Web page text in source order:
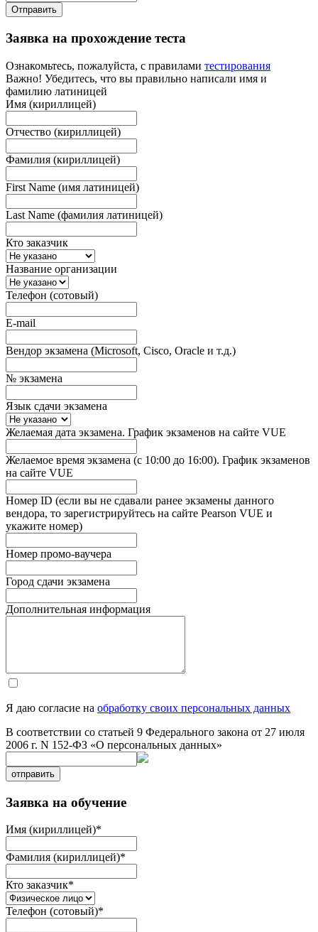
Отправить
Заявка на прохождение теста
Ознакомьтесь, пожалуйста, с правилами тестирования
Важно! Убедитесь, что вы правильно написали имя и
фамилию латиницей
Имя (кириллицей)
Отчество (кириллицей)
Фамилия (кириллицей)
First Name (имя латиницей)
Last Name (фамилия латиницей)
Кто заказчик
Название организации
Телефон (сотовый)
E-mail
Вендор экзамена (Microsoft, Cisco, Oracle и т.д.)
№ экзамена
Язык сдачи экзамена
Желаемая дата экзамена. График экзаменов на сайте VUE
Желаемое время экзамена (с 10:00 до 16:00). График экзаменов
на сайте VUE
Номер ID (если вы не сдавали ранее экзамены данного
вендора, то зарегистрируйтесь на сайте Pearson VUE и
укажите номер)
Номер промо-ваучера
Город сдачи экзамена
Дополнительная информация
Я даю согласие на обработку своих персональных данных
В соответствии со статьей 9 Федерального закона от 27 июля
2006 г. N 152-ФЗ «О персональных данных»
отправить
Заявка на обучение
Имя (кириллицей)*
Фамилия (кириллицей)*
Кто заказчик*
Телефон (сотовый)*